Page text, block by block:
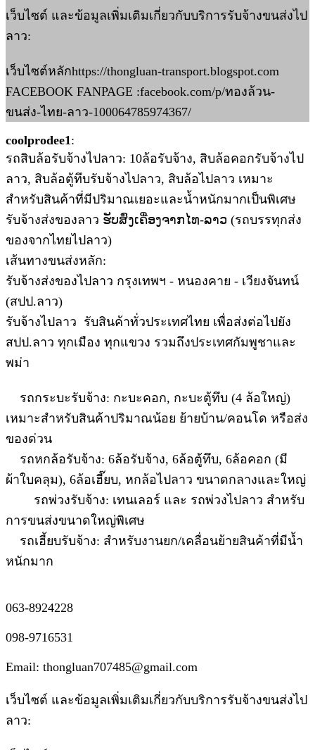
เว็บไซต์ และข้อมูลเพิ่มเติมเกี่ยวกับบริการรับจ้างขนส่งไป
ลาว:
เว็บไซต์หลักhttps://thongluan-transport.blogspot.com
FACEBOOK FANPAGE :facebook.com/p/ทองล้วน-
ขนส่ง-ไทย-ลาว-100064785974367/
coolprodee1:
รถสิบล้อรับจ้างไปลาว: 10ล้อรับจ้าง, สิบล้อคอกรับจ้างไป
ลาว, สิบล้อตู้ทึบรับจ้างไปลาว, สิบล้อไปลาว เหมาะ
สำหรับสินค้าที่มีปริมาณเยอะและน้ำหนักมากเป็นพิเศษ
รับจ้างส่งของลาว ຮັບສົ່ງເຄື່ອງຈາກໄທ-ລາວ (รถบรรทุกส่ง
ของจากไทยไปลาว)
เส้นทางขนส่งหลัก:
รับจ้างส่งของไปลาว กรุงเทพฯ - หนองคาย - เวียงจันทน์
(สปป.ลาว)
รับจ้างไปลาว รับสินค้าทั่วประเทศไทย เพื่อส่งต่อไปยัง
สปป.ลาว ทุกเมือง ทุกแขวง รวมถึงประเทศกัมพูชาและ
พม่า
รถกระบะรับจ้าง: กะบะคอก, กะบะตู้ทึบ (4 ล้อใหญ่)
เหมาะสำหรับสินค้าปริมาณน้อย ย้ายบ้าน/คอนโด หรือส่ง
ของด่วน
รถหกล้อรับจ้าง: 6ล้อรับจ้าง, 6ล้อตู้ทึบ, 6ล้อคอก (มี
ผ้าใบคลุม), 6ล้อเฮี๊ยบ, หกล้อไปลาว ขนาดกลางและใหญ่
รถพ่วงรับจ้าง: เทนเลอร์ และ รถพ่วงไปลาว สำหรับ
การขนส่งขนาดใหญ่พิเศษ
รถเฮี้ยบรับจ้าง: สำหรับงานยก/เคลื่อนย้ายสินค้าที่มีน้ำ
หนักมาก
063-8924228
098-9716531
Email: thongluan707485@gmail.com
เว็บไซต์ และข้อมูลเพิ่มเติมเกี่ยวกับบริการรับจ้างขนส่งไป
ลาว: